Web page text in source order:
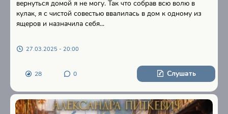
вернуться домой я не могу. Так что собрав всю волю в
кулак, я с чистой совестью ввалилась в дом к одному из
ящеров и назначила себя...
27.03.2025 - 20:00
28 0 Слушать